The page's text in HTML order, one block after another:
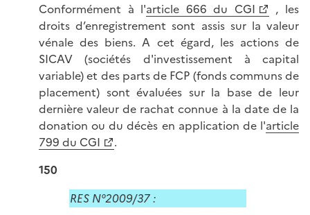
Conformément à l'article 666 du CGI
, les
droits d’enregistrement sont assis sur la valeur
vénale des biens. A cet égard, les actions de
SICAV (sociétés d'investissement à capital
variable) et des parts de FCP (fonds communs de
placement) sont évaluées sur la base de leur
dernière valeur de rachat connue à la date de la
donation ou du décès en application de l'article
799 du CGI
.
150
RES N°2009/37 :